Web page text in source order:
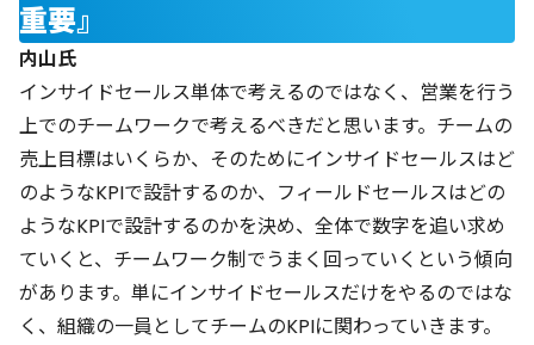
重要』
内山氏
インサイドセールス単体で考えるのではなく、営業を行う
上でのチームワークで考えるべきだと思います。チームの
売上目標はいくらか、そのためにインサイドセールスはど
のようなKPIで設計するのか、フィールドセールスはどの
ようなKPIで設計するのかを決め、全体で数字を追い求め
ていくと、チームワーク制でうまく回っていくという傾向
があります。単にインサイドセールスだけをやるのではな
く、組織の一員としてチームのKPIに関わっていきます。